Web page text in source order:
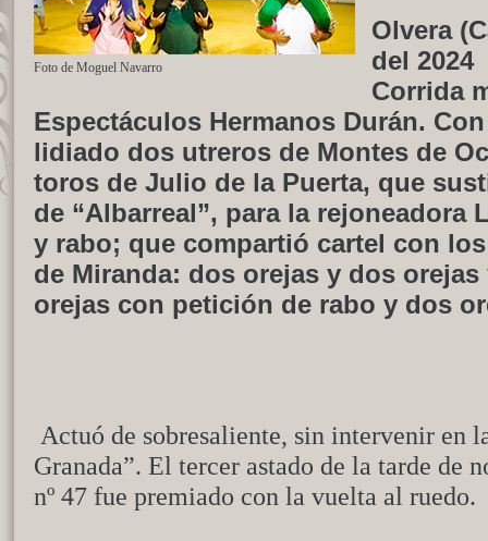
Foto de Moguel Navarro
Olvera
del 2024
Corrida
Espectáculos Hermanos Durán.
lidiado dos utreros de Montes de
toros de Julio de la Puerta, que
de “Albarreal”, para la rejoneadora
y rabo; que compartió cartel con
de Miranda: dos orejas y dos
orejas con petición de rabo y dos
Actuó de sobresaliente, sin intervenir en
Granada”. El tercer astado de la tarde de
nº 47 fue premiado con la vuelta al ruedo.